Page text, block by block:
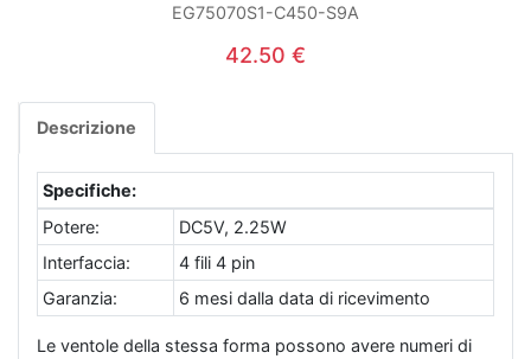
EG75070S1-C450-S9A
42.50 €
Descrizione
Specifiche:
Potere:
DC5V, 2.25W
Interfaccia:
4 fili 4 pin
Garanzia:
6 mesi dalla data di ricevimento
Le ventole della stessa forma possono avere numeri di